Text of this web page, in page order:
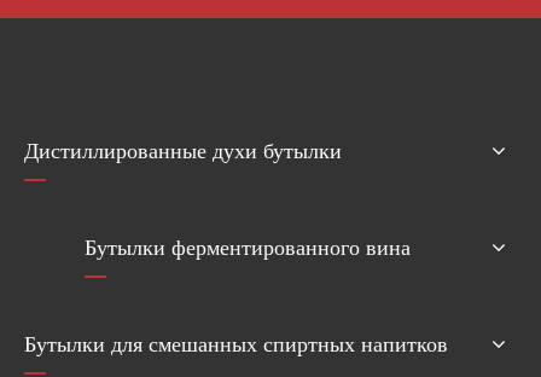
Дистиллированные духи бутылки
Бутылки ферментированного вина
Бутылки для смешанных спиртных напитков